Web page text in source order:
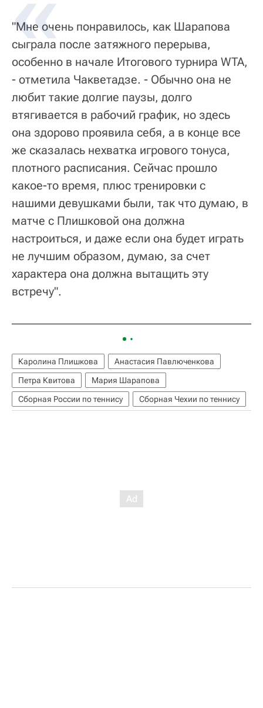
"Мне очень понравилось, как Шарапова
сыграла после затяжного перерыва,
особенно в начале Итогового турнира WTA,
- отметила Чакветадзе. - Обычно она не
любит такие долгие паузы, долго
втягивается в рабочий график, но здесь
она здорово проявила себя, а в конце все
же сказалась нехватка игрового тонуса,
плотного расписания. Сейчас прошло
какое-то время, плюс тренировки с
нашими девушками были, так что думаю, в
матче с Плишковой она должна
настроиться, и даже если она будет играть
не лучшим образом, думаю, за счет
характера она должна вытащить эту
встречу".
Каролина Плишкова
Анастасия Павлюченкова
Петра Квитова
Мария Шарапова
Сборная России по теннису
Сборная Чехии по теннису